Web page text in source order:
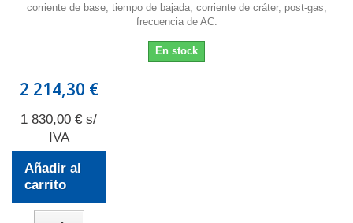
corriente de base, tiempo de bajada, corriente de cráter, post-gas,
frecuencia de AC.
En stock
2 214,30 €
1 830,00 € s/
IVA
Añadir al
carrito